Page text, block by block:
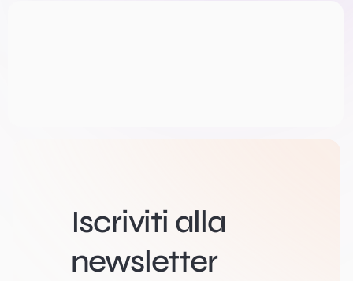
Iscriviti alla
newsletter